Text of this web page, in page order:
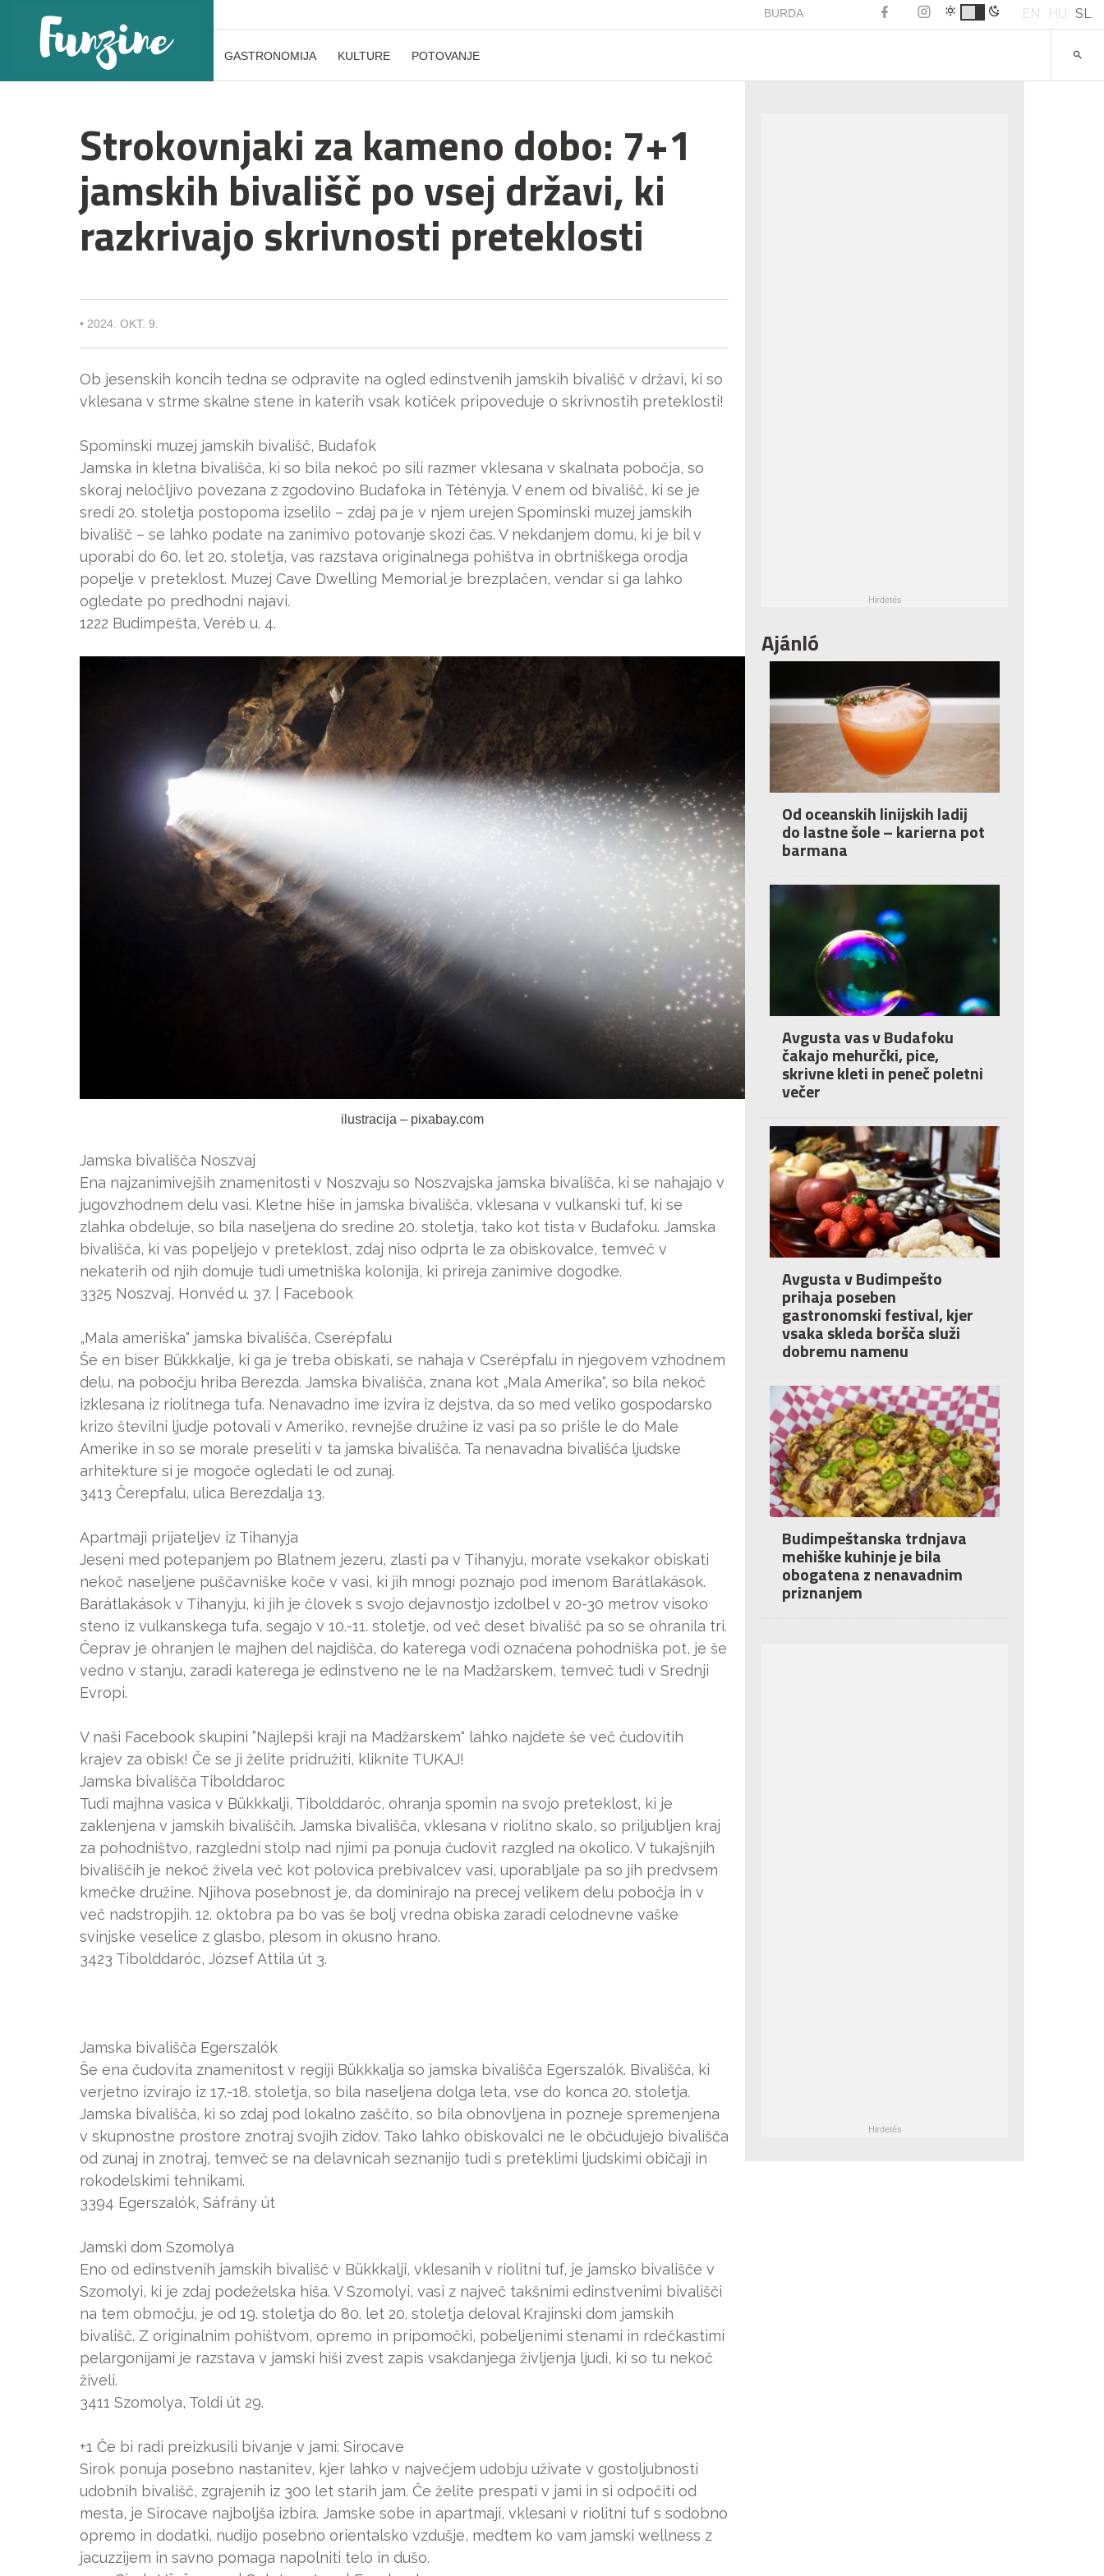
BURDA EN HU SL
GASTRONOMIJA KULTURE POTOVANJE
Strokovnjaki za kameno dobo: 7+1
jamskih bivališč po vsej državi, ki
razkrivajo skrivnosti preteklosti
• 2024. OKT. 9.
Ob jesenskih koncih tedna se odpravite na ogled edinstvenih jamskih bivališč v državi, ki so
vklesana v strme skalne stene in katerih vsak kotiček pripoveduje o skrivnostih preteklosti!
Spominski muzej jamskih bivališč, Budafok
Jamska in kletna bivališča, ki so bila nekoč po sili razmer vklesana v skalnata pobočja, so
skoraj neločljivo povezana z zgodovino Budafoka in Tétényja. V enem od bivališč, ki se je
sredi 20. stoletja postopoma izselilo – zdaj pa je v njem urejen Spominski muzej jamskih
bivališč – se lahko podate na zanimivo potovanje skozi čas. V nekdanjem domu, ki je bil v
uporabi do 60. let 20. stoletja, vas razstava originalnega pohištva in obrtniškega orodja
popelje v preteklost. Muzej Cave Dwelling Memorial je brezplačen, vendar si ga lahko
ogledate po predhodni najavi.
1222 Budimpešta, Veréb u. 4.
ilustracija – pixabay.com
Jamska bivališča Noszvaj
Ena najzanimivejših znamenitosti v Noszvaju so Noszvajska jamska bivališča, ki se nahajajo v
jugovzhodnem delu vasi. Kletne hiše in jamska bivališča, vklesana v vulkanski tuf, ki se
zlahka obdeluje, so bila naseljena do sredine 20. stoletja, tako kot tista v Budafoku. Jamska
bivališča, ki vas popeljejo v preteklost, zdaj niso odprta le za obiskovalce, temveč v
nekaterih od njih domuje tudi umetniška kolonija, ki prireja zanimive dogodke.
3325 Noszvaj, Honvéd u. 37. | Facebook
„Mala ameriška“ jamska bivališča, Cserépfalu
Še en biser Bükkkalje, ki ga je treba obiskati, se nahaja v Cserépfalu in njegovem vzhodnem
delu, na pobočju hriba Berezda. Jamska bivališča, znana kot „Mala Amerika“, so bila nekoč
izklesana iz riolitnega tufa. Nenavadno ime izvira iz dejstva, da so med veliko gospodarsko
krizo številni ljudje potovali v Ameriko, revnejše družine iz vasi pa so prišle le do Male
Amerike in so se morale preseliti v ta jamska bivališča. Ta nenavadna bivališča ljudske
arhitekture si je mogoče ogledati le od zunaj.
3413 Čerepfalu, ulica Berezdalja 13.
Apartmaji prijateljev iz Tihanyja
Jeseni med potepanjem po Blatnem jezeru, zlasti pa v Tihanyju, morate vsekakor obiskati
nekoč naseljene puščavniške koče v vasi, ki jih mnogi poznajo pod imenom Barátlakások.
Barátlakások v Tihanyju, ki jih je človek s svojo dejavnostjo izdolbel v 20-30 metrov visoko
steno iz vulkanskega tufa, segajo v 10.-11. stoletje, od več deset bivališč pa so se ohranila tri.
Čeprav je ohranjen le majhen del najdišča, do katerega vodi označena pohodniška pot, je še
vedno v stanju, zaradi katerega je edinstveno ne le na Madžarskem, temveč tudi v Srednji
Evropi.
V naši Facebook skupini ”Najlepši kraji na Madžarskem“ lahko najdete še več čudovitih
krajev za obisk! Če se ji želite pridružiti, kliknite TUKAJ!
Jamska bivališča Tibolddaroc
Tudi majhna vasica v Bükkkalji, Tibolddaróc, ohranja spomin na svojo preteklost, ki je
zaklenjena v jamskih bivališčih. Jamska bivališča, vklesana v riolitno skalo, so priljubljen kraj
za pohodništvo, razgledni stolp nad njimi pa ponuja čudovit razgled na okolico. V tukajšnjih
bivališčih je nekoč živela več kot polovica prebivalcev vasi, uporabljale pa so jih predvsem
kmečke družine. Njihova posebnost je, da dominirajo na precej velikem delu pobočja in v
več nadstropjih. 12. oktobra pa bo vas še bolj vredna obiska zaradi celodnevne vaške
svinjske veselice z glasbo, plesom in okusno hrano.
3423 Tibolddaróc, József Attila út 3.
Jamska bivališča Egerszalók
Še ena čudovita znamenitost v regiji Bükkkalja so jamska bivališča Egerszalók. Bivališča, ki
verjetno izvirajo iz 17.-18. stoletja, so bila naseljena dolga leta, vse do konca 20. stoletja.
Jamska bivališča, ki so zdaj pod lokalno zaščito, so bila obnovljena in pozneje spremenjena
v skupnostne prostore znotraj svojih zidov. Tako lahko obiskovalci ne le občudujejo bivališča
od zunaj in znotraj, temveč se na delavnicah seznanijo tudi s preteklimi ljudskimi običaji in
rokodelskimi tehnikami.
3394 Egerszalók, Sáfrány út
Jamski dom Szomolya
Eno od edinstvenih jamskih bivališč v Bükkkalji, vklesanih v riolitni tuf, je jamsko bivališče v
Szomolyi, ki je zdaj podeželska hiša. V Szomolyi, vasi z največ takšnimi edinstvenimi bivališči
na tem območju, je od 19. stoletja do 80. let 20. stoletja deloval Krajinski dom jamskih
bivališč. Z originalnim pohištvom, opremo in pripomočki, pobeljenimi stenami in rdečkastimi
pelargonijami je razstava v jamski hiši zvest zapis vsakdanjega življenja ljudi, ki so tu nekoč
živeli.
3411 Szomolya, Toldi út 29.
+1 Če bi radi preizkusili bivanje v jami: Sirocave
Sirok ponuja posebno nastanitev, kjer lahko v največjem udobju uživate v gostoljubnosti
udobnih bivališč, zgrajenih iz 300 let starih jam. Če želite prespati v jami in si odpočiti od
mesta, je Sirocave najboljša izbira. Jamske sobe in apartmaji, vklesani v riolitni tuf s sodobno
opremo in dodatki, nudijo posebno orientalsko vzdušje, medtem ko vam jamski wellness z
jacuzzijem in savno pomaga napolniti telo in dušo.
Ajánló
Od oceanskih linijskih ladij
do lastne šole – karierna pot
barmana
Avgusta vas v Budafoku
čakajo mehurčki, pice,
skrivne kleti in peneč poletni
večer
Avgusta v Budimpešto
prihaja poseben
gastronomski festival, kjer
vsaka skleda boršča služi
dobremu namenu
Budimpeštanska trdnjava
mehiške kuhinje je bila
obogatena z nenavadnim
priznanjem